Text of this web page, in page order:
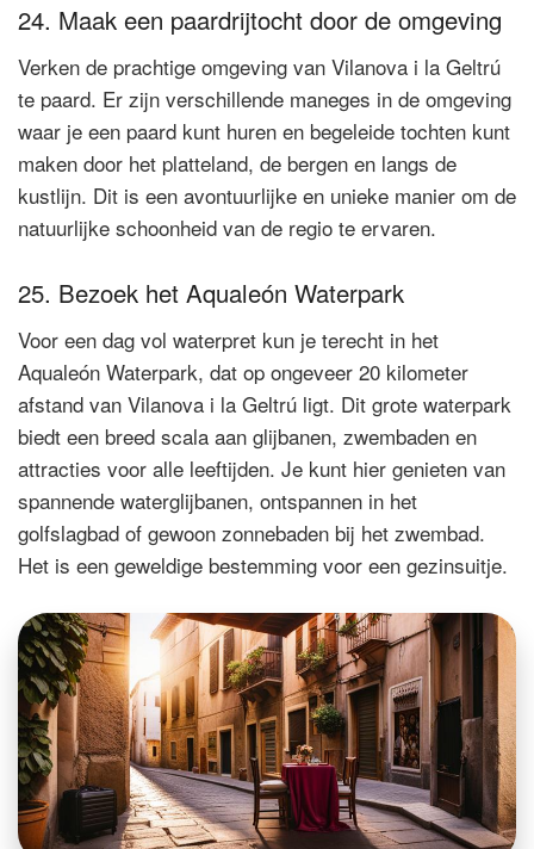
24. Maak een paardrijtocht door de omgeving
Verken de prachtige omgeving van Vilanova i la Geltrú
te paard. Er zijn verschillende maneges in de omgeving
waar je een paard kunt huren en begeleide tochten kunt
maken door het platteland, de bergen en langs de
kustlijn. Dit is een avontuurlijke en unieke manier om de
natuurlijke schoonheid van de regio te ervaren.
25. Bezoek het Aqualeón Waterpark
Voor een dag vol waterpret kun je terecht in het
Aqualeón Waterpark, dat op ongeveer 20 kilometer
afstand van Vilanova i la Geltrú ligt. Dit grote waterpark
biedt een breed scala aan glijbanen, zwembaden en
attracties voor alle leeftijden. Je kunt hier genieten van
spannende waterglijbanen, ontspannen in het
golfslagbad of gewoon zonnebaden bij het zwembad.
Het is een geweldige bestemming voor een gezinsuitje.